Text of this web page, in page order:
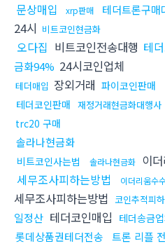
문상매입
xrp판매 테더트론구매
24시 비트코인현금화
오다집 비트코인전송대행 테
금화94% 24시코인업체
테더매입 장외거래 파이코인판매
테더코인판매 재정거래현금화대행사
trc20 구매
솔라나현금화
비트코인사는법 솔라나현금화 이
세무조사피하는방법
이더리움수
세무조사피하는방법 코인추적피
일정산 테더코인매입 테더송금
롯데상품권테더전송 트론 리플